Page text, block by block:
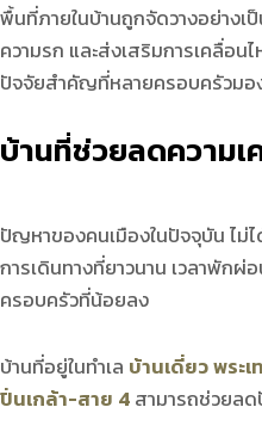
พื้นที่ภายในบ้านถูกจัดวางอย่างเ
ความรก และส่งเสริมการเคลื่อน
ปัจจัยสำคัญที่หลายครอบครัวมอ
บ้านที่ช่วยลดความเ
ปัญหาของคนเมืองในปัจจุบัน ไม่
การเดินทางที่ยาวนาน เวลาพัก
ครอบครัวที่น้อยลง
บ้านที่อยู่ในทำเล บ้านเดี่ยว พระ
ปิ่นเกล้า-สาย 4 สามารถช่วยลด